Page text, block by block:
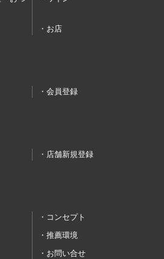
お店
会員登録
店舗新規登録
コンセプト
推薦環境
お問い合せ